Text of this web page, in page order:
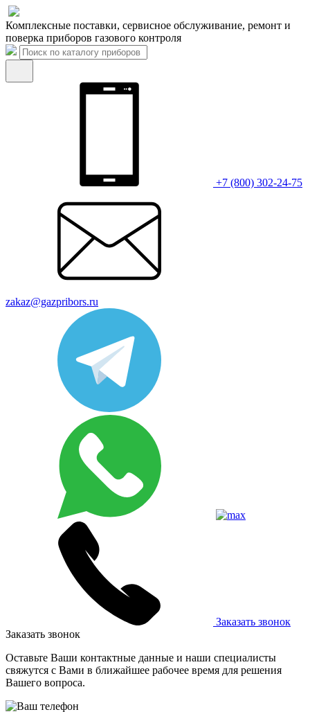
Комплексные поставки, сервисное обслуживание, ремонт и
поверка приборов газового контроля
+7 (800) 302-24-75
zakaz@gazpribors.ru
Заказать звонок
Заказать звонок
Оставьте Ваши контактные данные и наши специалисты
свяжутся с Вами в ближайшее рабочее время для решения
Вашего вопроса.